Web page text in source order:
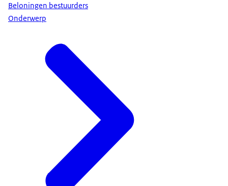
Beloningen bestuurders
Onderwerp